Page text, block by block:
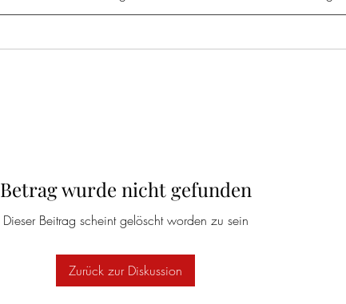
Betrag wurde nicht gefunden
Dieser Beitrag scheint gelöscht worden zu sein
Zurück zur Diskussion